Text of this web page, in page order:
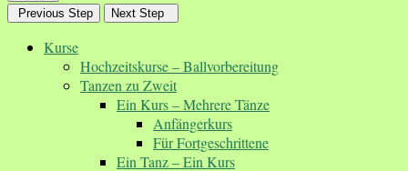
Previous Step
Next Step
Kurse
Hochzeitskurse – Ballvorbereitung
Tanzen zu Zweit
Ein Kurs – Mehrere Tänze
Anfängerkurs
Für Fortgeschrittene
Ein Tanz – Ein Kurs